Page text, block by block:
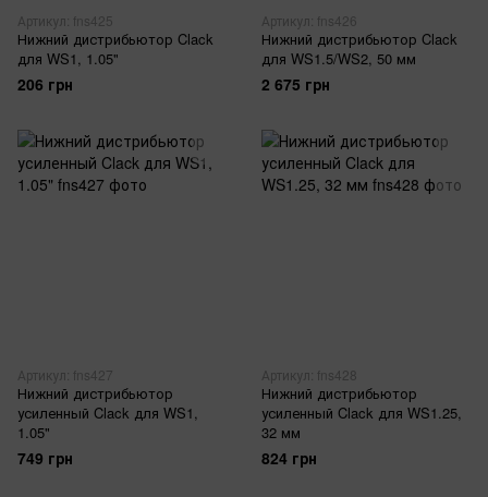
Артикул: fns425
Нижний дистрибьютор Clack
для WS1, 1.05"
206 грн
Артикул: fns426
Нижний дистрибьютор Clack
для WS1.5/WS2, 50 мм
2 675 грн
Артикул: fns427
Нижний дистрибьютор
усиленный Clack для WS1,
1.05"
749 грн
Артикул: fns428
Нижний дистрибьютор
усиленный Clack для WS1.25,
32 мм
824 грн